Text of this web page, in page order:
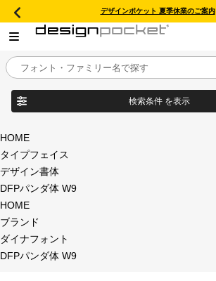
デザインポケット 夏季休業のご案内
目的別フォントガイド
特集
年間ライセンス商品
検索条件 を表示
商品名
フォント形式
HOME
タイプフェイス
デザイン書体
DFPパンダ体 W9
HOME
ブランド
ダイナフォント
DFPパンダ体 W9